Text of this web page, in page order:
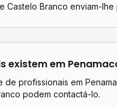
Castelo Branco enviam-lhe
existem em
de profissionais em
podem contactá-lo.